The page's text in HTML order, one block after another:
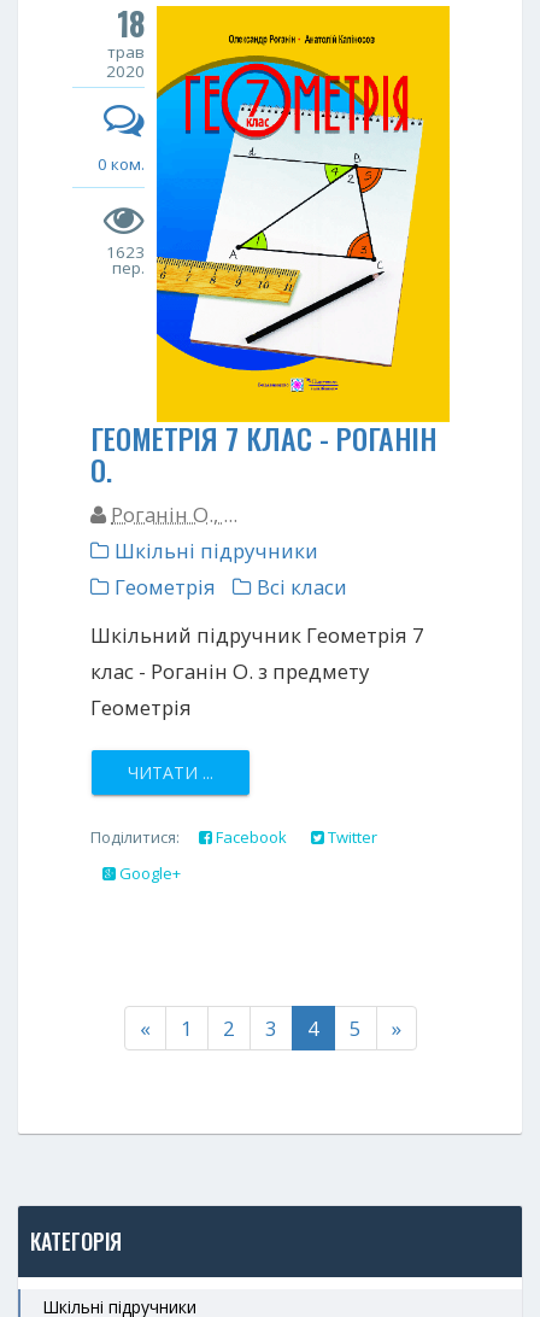
18
трав
2020
0 ком.
1623
пер.
ГЕОМЕТРІЯ 7 КЛАС - РОГАНІН
О.
Роганін О., ...
Шкільні підручники
Геометрія
Всі класи
Шкільний підручник Геометрія 7
клас - Роганін О. з предмету
Геометрія
ЧИТАТИ ...
Поділитися: Facebook
Twitter
Google+
« 1 2 3 4 5 »
КАТЕГОРІЯ
Шкільні підручники